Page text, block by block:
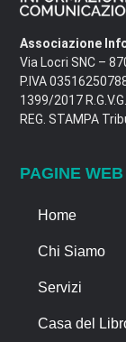
Associazione
Via Locri SNC –
P.IVA
1399/2017
REG. STAMPA
PAGINE WEB
Home
Chi Siamo
Servizi
Casa del